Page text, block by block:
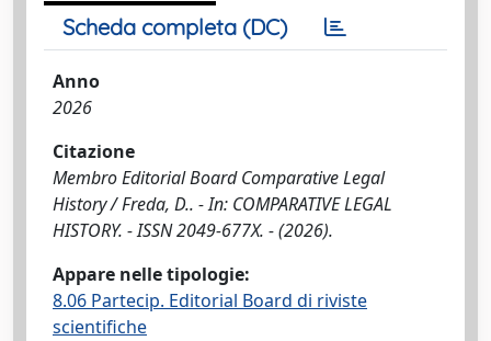
Scheda completa (DC)
Anno
2026
Citazione
Membro Editorial Board Comparative Legal
History / Freda, D.. - In: COMPARATIVE LEGAL
HISTORY. - ISSN 2049-677X. - (2026).
Appare nelle tipologie:
8.06 Partecip. Editorial Board di riviste
scientifiche